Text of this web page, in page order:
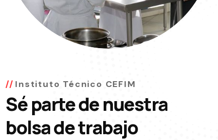
Instituto Técnico CEFIM
Sé parte de nuestra
bolsa de trabajo